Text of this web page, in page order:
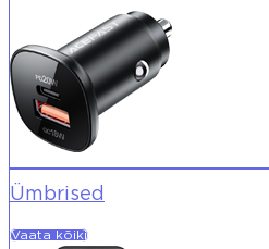
Ümbrised
Vaata kõiki